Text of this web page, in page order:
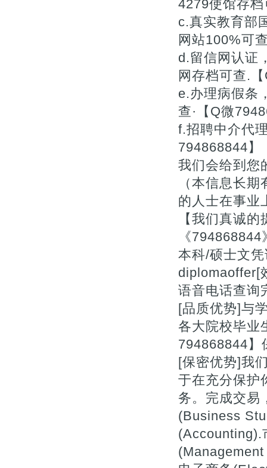
4279使馆存
c.真实教育部
网站100%可
d.留信网认证
网存档可查.
e.办理病假条
查·【Q微
f.招聘中介代
794868844】
我们会给到您
（本信息长
的人士在事业
【我们真诚
《
本科/硕士文
diplomaoffer[
语音电话查询
[品质优势]与
各大院校毕业
794868844】
[保密优势]我
于在充分保护
务。完成交易
(Business
(Accounting).